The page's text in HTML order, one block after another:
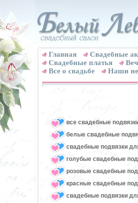
Главная
Свадебные
Cвадебные платья
Все о свадьбе
Наши
все свадебные
белые свадебные
свадебные подвязки
голубые свадебные
розовые свадебные
красные свадебные
свадебные подвязки